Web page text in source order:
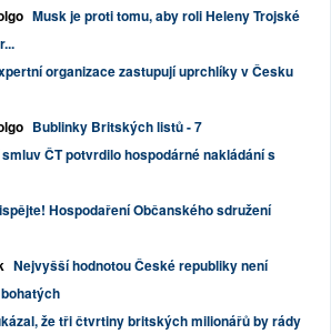
Musk je proti tomu, aby roli Heleny Trojské
organizace zastupují uprchlíky v Česku
Bublinky Britských listů - 7
ČT potvrdilo hospodárné nakládání s
Hospodaření Občanského sdružení
Nejvyšší hodnotou České republiky není
že tři čtvrtiny britských milionářů by rády